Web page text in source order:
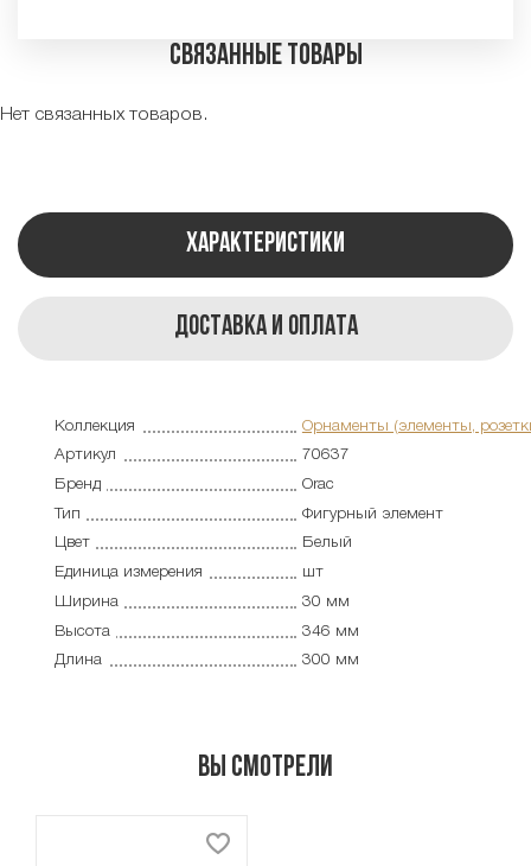
Связанные товары
Нет связанных товаров.
Характеристики
Доставка и оплата
Коллекция
Орнаменты (элементы,
Артикул
70637
Бренд
Orac
Тип
Фигурный элемент
Цвет
Белый
Единица измерения
шт
Ширина
30 мм
Высота
346 мм
Длина
300 мм
Вы смотрели